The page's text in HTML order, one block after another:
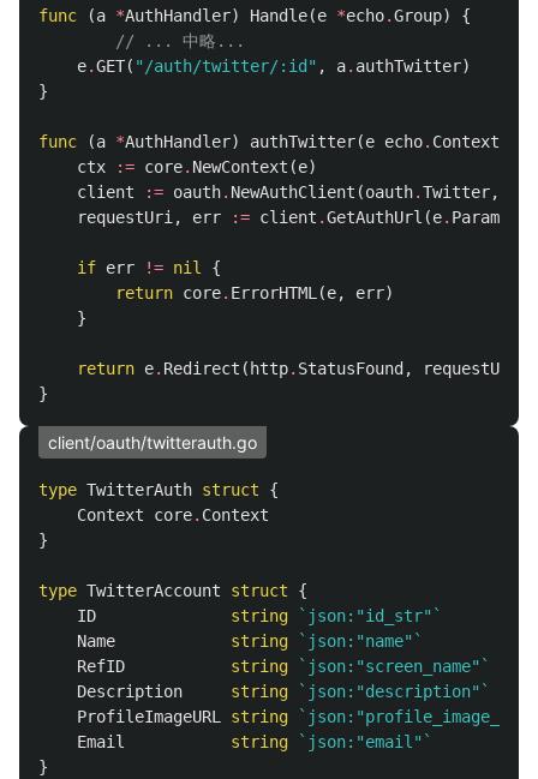
func (a *AuthHandler) Handle(e *echo.Group)
{
// ... 中略...
e.GET( "/auth/twitter/:id" , a. authTwitter)
}
func (a *AuthHandler) authTwitter(e echo. Context
ctx
:= core. NewContext (e)
client
:= oauth. NewAuthClient (oauth.Twitter,
requestUri, err := client .GetAuthUrl (e. Param
if err != nil
{
return core. ErrorHTML(e, err)
}
return e. Redirect ( http. StatusFound , requestUri
}
client/oauth/twitterauth.go
type TwitterAuth struct
{
Context
core. Context
}
type TwitterAccount struct
{
ID
string
`json:"id_str"`
Name
string
`json:"name"`
RefID
string
`json:"screen_name"`
Description
string
`json:"description"`
ProfileImageURL string
Email
string
`json:"email"`
}